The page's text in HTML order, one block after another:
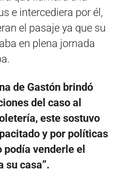
e intercediera por él,
el pasaje ya que su
en plena jornada
de Gastón brindó
del caso al
este sostuvo
y por políticas
podía venderle el
su casa”.